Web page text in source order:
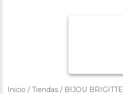
Inicio / Tiendas / BIJOU BRIGITTE